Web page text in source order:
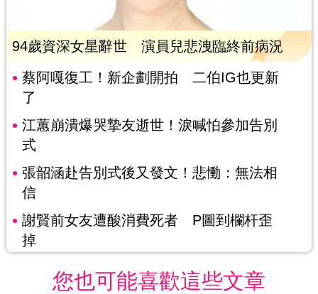
94歲資深女星辭世 演員兒悲洩臨終前病況
蔡阿嘎復工！新企劃開拍 二伯IG也更新
了
江蕙崩潰爆哭摯友逝世！淚喊怕參加告別
式
張韶涵赴告別式後又發文！悲慟：無法相
信
謝賢前女友遭酸消費死者 P圖到欄杆歪
掉
您也可能喜歡這些文章